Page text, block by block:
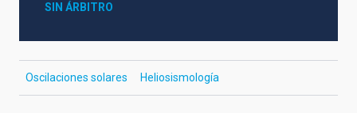
SIN ÁRBITRO
Oscilaciones solares Heliosismología